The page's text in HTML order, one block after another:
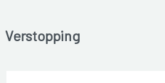
Verstopping